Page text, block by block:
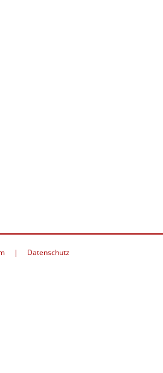
Datenschutz